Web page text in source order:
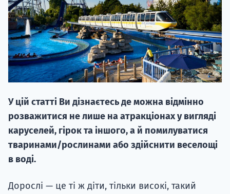
У цій статті Ви дізнаєтесь де можна відмінно
розважитися не лише на атракціонах у вигляді
каруселей, гірок та іншого, а й помилуватися
тваринами/рослинами або здійснити веселощі
в воді.
Дорослі — це ті ж діти, тільки високі, такий
НАБІР
вступ на